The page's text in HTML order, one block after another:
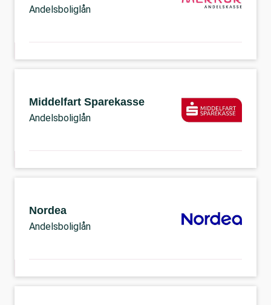
Andelsboliglån
Middelfart Sparekasse
Andelsboliglån
Nordea
Andelsboliglån